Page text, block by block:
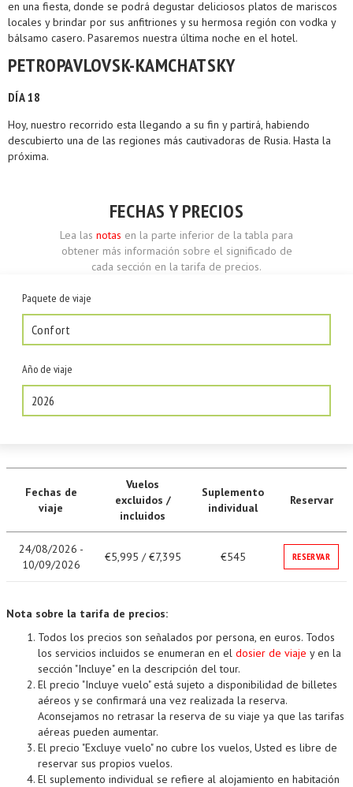
en una fiesta, donde se podrá degustar deliciosos platos de mariscos
locales y brindar por sus anfitriones y su hermosa región con vodka y
bálsamo casero. Pasaremos nuestra última noche en el hotel.
PETROPAVLOVSK-KAMCHATSKY
DÍA 18
Hoy, nuestro recorrido esta llegando a su fin y partirá, habiendo
descubierto una de las regiones más cautivadoras de Rusia. Hasta la
próxima.
FECHAS Y PRECIOS
Lea las notas en la parte inferior de la tabla para
obtener más información sobre el significado de
cada sección en la tarifa de precios.
Paquete de viaje
Confort
Año de viaje
2026
Fechas de
viaje
Vuelos
excluidos /
incluidos
Suplemento
individual
Reservar
24/08/2026 -
10/09/2026
€5,995 / €7,395 €545 RESERVAR
Nota sobre la tarifa de precios:
Todos los precios son señalados por persona, en euros. Todos
los servicios incluidos se enumeran en el dosier de viaje y en la
sección "Incluye" en la descripción del tour.
El precio "Incluye vuelo" está sujeto a disponibilidad de billetes
aéreos y se confirmará una vez realizada la reserva.
Aconsejamos no retrasar la reserva de su viaje ya que las tarifas
aéreas pueden aumentar.
El precio "Excluye vuelo" no cubre los vuelos, Usted es libre de
reservar sus propios vuelos.
El suplemento individual se refiere al alojamiento en habitación